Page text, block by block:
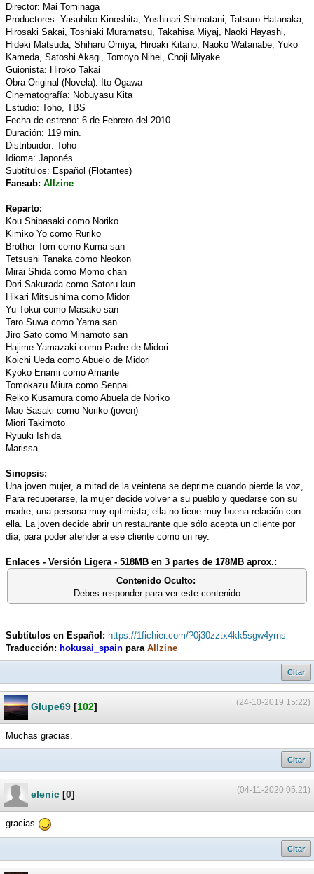
Director: Mai Tominaga
Productores: Yasuhiko Kinoshita, Yoshinari Shimatani, Tatsuro Hatanaka,
Hirosaki Sakai, Toshiaki Muramatsu, Takahisa Miyaj, Naoki Hayashi,
Hideki Matsuda, Shiharu Omiya, Hiroaki Kitano, Naoko Watanabe, Yuko
Kameda, Satoshi Akagi, Tomoyo Nihei, Choji Miyake
Guionista: Hiroko Takai
Obra Original (Novela): Ito Ogawa
Cinematografía: Nobuyasu Kita
Estudio: Toho, TBS
Fecha de estreno: 6 de Febrero del 2010
Duración: 119 min.
Distribuidor: Toho
Idioma: Japonés
Subtítulos: Español (Flotantes)
Fansub: Allzine
Reparto:
Kou Shibasaki como Noriko
Kimiko Yo como Ruriko
Brother Tom como Kuma san
Tetsushi Tanaka como Neokon
Mirai Shida como Momo chan
Dori Sakurada como Satoru kun
Hikari Mitsushima como Midori
Yu Tokui como Masako san
Taro Suwa como Yama san
Jiro Sato como Minamoto san
Hajime Yamazaki como Padre de Midori
Koichi Ueda como Abuelo de Midori
Kyoko Enami como Amante
Tomokazu Miura como Senpai
Reiko Kusamura como Abuela de Noriko
Mao Sasaki como Noriko (joven)
Miori Takimoto
Ryuuki Ishida
Marissa
Sinopsis:
Una joven mujer, a mitad de la veintena se deprime cuando pierde la voz,
Para recuperarse, la mujer decide volver a su pueblo y quedarse con su
madre, una persona muy optimista, ella no tiene muy buena relación con
ella. La joven decide abrir un restaurante que sólo acepta un cliente por
día, para poder atender a ese cliente como un rey.
Enlaces - Versión Ligera - 518MB en 3 partes de 178MB aprox.:
Contenido Oculto:
Debes responder para ver este contenido
Subtítulos en Español: https://1fichier.com/?0j30zztx4kk5sgw4yrns
Traducción: hokusai_spain para Allzine
Citar
(24-10-2019 15:22)
Glupe69 [102]
Muchas gracias.
Citar
(04-11-2020 05:21)
elenic [0]
gracias
Citar